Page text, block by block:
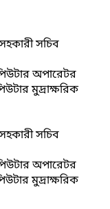
সচিব
অপারেটর
মুদ্রাক্ষরিক
সচিব
অপারেটর
মুদ্রাক্ষরিক